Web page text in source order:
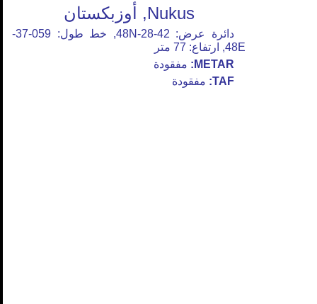
Nukus, أوزبكستان
دائرة عرض: 42-28-48N, خط طول: 059-37-
48E, ارتفاع: 77 متر
METAR:
مفقودة
TAF: مفقودة